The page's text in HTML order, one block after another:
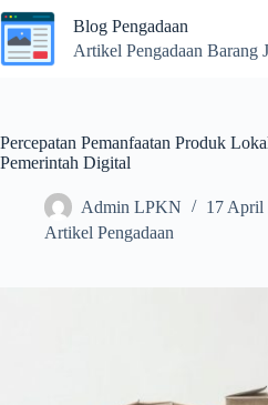
Skip
to
content
Blog Pengadaan
Artikel Pengadaan Barang
Percepatan Pemanfaatan Produk
Pemerintah Digital
Admin LPKN
17 April
Artikel Pengadaan